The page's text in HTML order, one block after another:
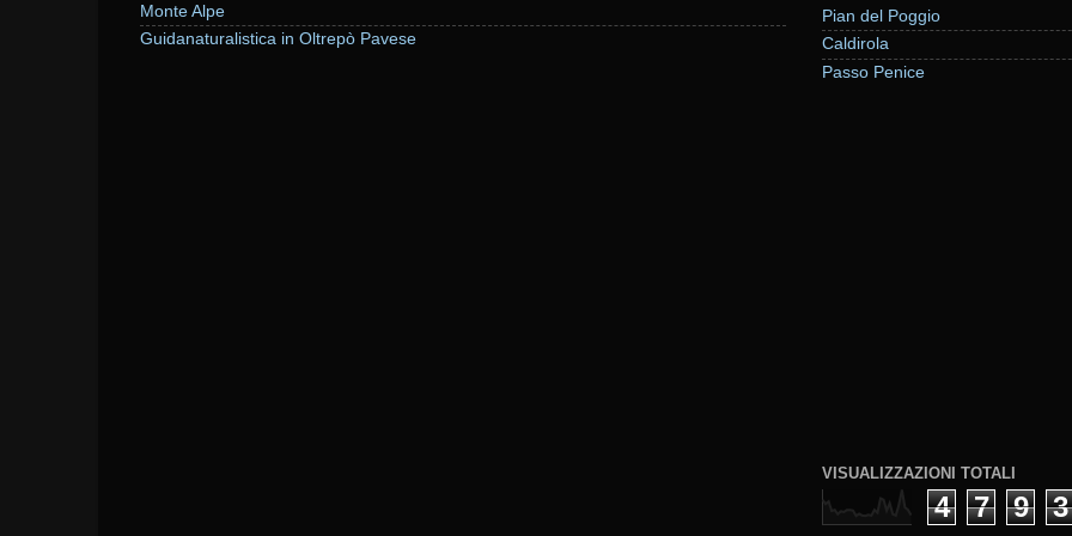
Monte Alpe
Guidanaturalistica in Oltrepò Pavese
Pian del Poggio
Caldirola
Passo Penice
VISUALIZZAZIONI TOTALI
4 7 9 3